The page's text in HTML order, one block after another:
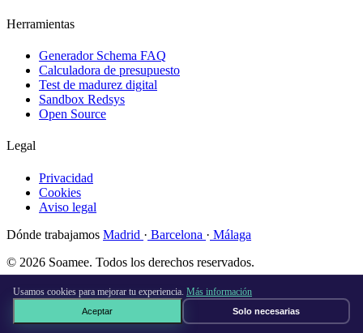
Herramientas
Generador Schema FAQ
Calculadora de presupuesto
Test de madurez digital
Sandbox Redsys
Open Source
Legal
Privacidad
Cookies
Aviso legal
Dónde trabajamos Madrid · Barcelona · Málaga
© 2026 Soamee. Todos los derechos reservados.
Hecho con♥en Madrid
Usamos cookies para mejorar tu experiencia. Más información
Aceptar Solo necesarias
Agenda call gratuita →